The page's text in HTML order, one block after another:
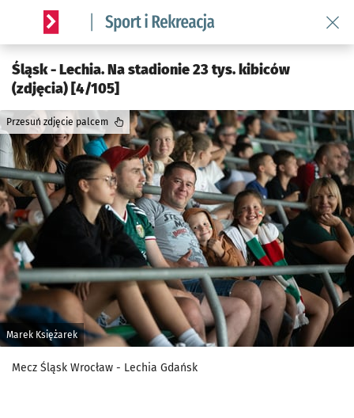
Serwis informacyjny wroclaw.pl podserwis: Sport i rekreacja
Śląsk - Lechia. Na stadionie 23 tys. kibiców
(zdjęcia) [4/105]
Marek Księżarek
Przesuń zdjęcie palcem
Mecz Śląsk Wrocław - Lechia Gdańsk